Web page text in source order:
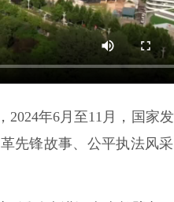
年6月至11月，国家
先锋故事、公平执法风